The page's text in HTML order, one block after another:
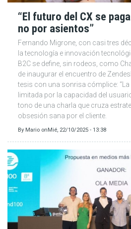
“El futuro del CX se
no por asientos”
Fernando Migrone, con casi tres
la tecnología e innovación
B2C se define, sin rodeos, como
de inaugurar el encuentro de
tesis con una sonrisa cómplice: “La
limitada por la capacidad del
tono de una charla que cruza
obsesión sana por el cliente.
By Mario on Mié, 22/10/2025 - 13:38